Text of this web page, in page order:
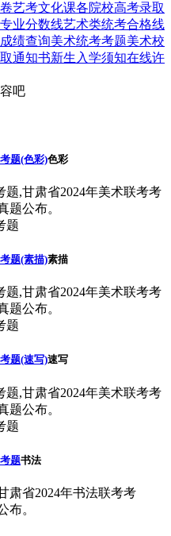
艺考文化课各院校高考录取
业分数线艺术类统考合格线
绩查询美术统考考题美术校
通知书新生入学须知在线许
吧
题(色彩)色彩
题,甘肃省2024年美术联考考
题公布。
题(素描)素描
题,甘肃省2024年美术联考考
题公布。
题(速写)速写
题,甘肃省2024年美术联考考
题公布。
题书法
肃省2024年书法联考考
布。